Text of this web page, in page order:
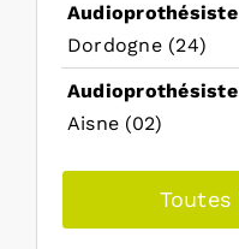
Dordogne (24)
Aisne (02)
Toutes